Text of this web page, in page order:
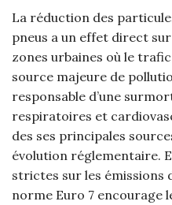
La réduction des
pneus a un effet direct
zones urbaines où le
source majeure de
responsable d’une
respiratoires et
des ses principales
évolution réglementaire.
strictes sur les émissions
norme Euro 7 encourage